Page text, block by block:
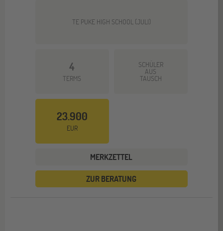
TE PUKE HIGH SCHOOL (JULI)
4
TERMS
SCHÜLER
AUS
TAUSCH
23.900
EUR
MERKZETTEL
ZUR BERATUNG